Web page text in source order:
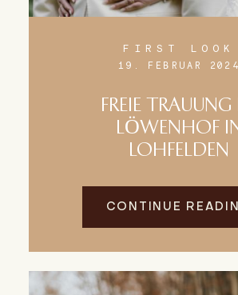
FIRST LOOK
19. FEBRUAR 2024
FREIE
LÖWENHOF
LOHFELDEN
CONTINUE